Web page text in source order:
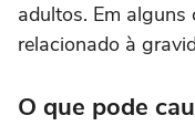
adultos. Em alguns
relacionado à
O que pode